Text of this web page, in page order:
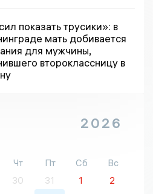
показать трусики»: в
мать добивается
для мужчины,
второклассницу в
2026
Чт Пт Сб
Вс
30 31 1
2